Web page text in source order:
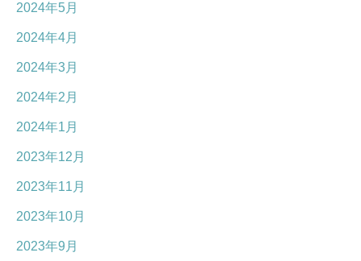
2024年5月
2024年4月
2024年3月
2024年2月
2024年1月
2023年12月
2023年11月
2023年10月
2023年9月